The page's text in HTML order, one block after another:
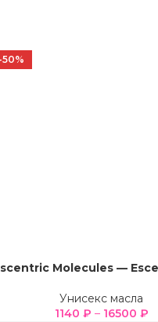
-50%
ПАРАМЕТРЫ
Molecules —
Унисекс масла
1140 ₽ – 16500 ₽